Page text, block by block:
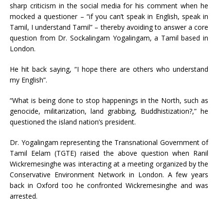
sharp criticism in the social media for his comment when he
mocked a questioner – “if you can’t speak in English, speak in
Tamil, I understand Tamil” – thereby avoiding to answer a core
question from Dr. Sockalingam Yogalingam, a Tamil based in
London.
He hit back saying, “I hope there are others who understand
my English”.
“What is being done to stop happenings in the North, such as
genocide, militarization, land grabbing, Buddhistization?,” he
questioned the island nation’s president.
Dr. Yogalingam representing the Transnational Government of
Tamil Eelam (TGTE) raised the above question when Ranil
Wickremesinghe was interacting at a meeting organized by the
Conservative Environment Network in London. A few years
back in Oxford too he confronted Wickremesinghe and was
arrested.